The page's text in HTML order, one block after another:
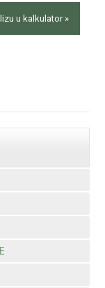
u kalkulator »